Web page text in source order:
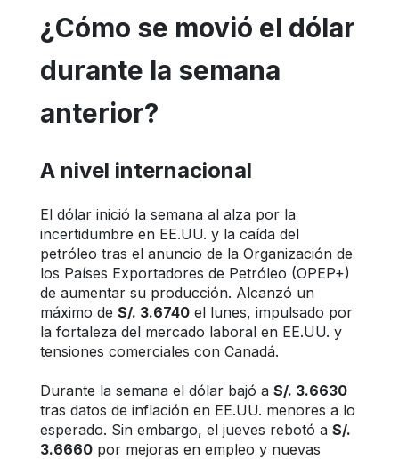
¿Cómo se movió el dólar
durante la semana
anterior?
A nivel internacional
El dólar inició la semana al alza por la
incertidumbre en EE.UU. y la caída del
petróleo tras el anuncio de la Organización de
los Países Exportadores de Petróleo (OPEP+)
de aumentar su producción. Alcanzó un
máximo de S/. 3.6740 el lunes, impulsado por
la fortaleza del mercado laboral en EE.UU. y
tensiones comerciales con Canadá.
Durante la semana el dólar bajó a S/. 3.6630
tras datos de inflación en EE.UU. menores a lo
esperado. Sin embargo, el jueves rebotó a S/.
3.6660 por mejoras en empleo y nuevas